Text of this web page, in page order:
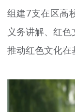
组建7支在区高
义务讲解、红
推动红色文化在